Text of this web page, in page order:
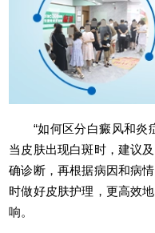
“如何区分白癜风和炎症
当皮肤出现白斑时，建议
确诊断，再根据病因和病
时做好皮肤护理，更高效
响。